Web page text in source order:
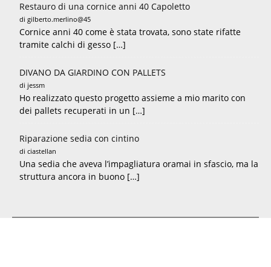
Restauro di una cornice anni 40 Capoletto
di gilberto.merlino@45
Cornice anni 40 come è stata trovata, sono state rifatte
tramite calchi di gesso […]
DIVANO DA GIARDINO CON PALLETS
di jessm
Ho realizzato questo progetto assieme a mio marito con
dei pallets recuperati in un […]
Riparazione sedia con cintino
di ciastellan
Una sedia che aveva l’impagliatura oramai in sfascio, ma la
struttura ancora in buono […]